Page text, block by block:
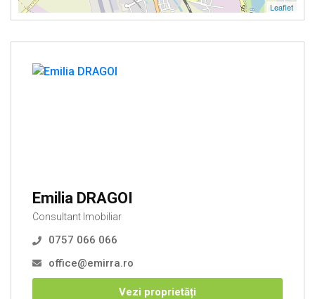
Leaflet
Emilia DRAGOI
Consultant Imobiliar
0757 066 066
office@emirra.ro
Vezi proprietăți